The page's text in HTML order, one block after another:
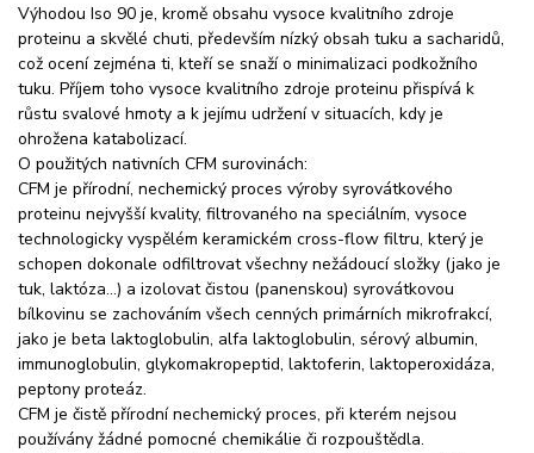
Výhodou Iso 90 je, kromě obsahu vysoce kvalitního zdroje
proteinu a skvělé chuti, především nízký obsah tuku a sacharidů,
což ocení zejména ti, kteří se snaží o minimalizaci podkožního
tuku. Příjem toho vysoce kvalitního zdroje proteinu přispívá k
růstu svalové hmoty a k jejímu udržení v situacích, kdy je
ohrožena katabolizací.
O použitých nativních CFM surovinách:
CFM je přírodní, nechemický proces výroby syrovátkového
proteinu nejvyšší kvality, filtrovaného na speciálním, vysoce
technologicky vyspělém keramickém cross-flow filtru, který je
schopen dokonale odfiltrovat všechny nežádoucí složky (jako je
tuk, laktóza…) a izolovat čistou (panenskou) syrovátkovou
bílkovinu se zachováním všech cenných primárních mikrofrakcí,
jako je beta laktoglobulin, alfa laktoglobulin, sérový albumin,
immunoglobulin, glykomakropeptid, laktoferin, laktoperoxidáza,
peptony proteáz.
CFM je čistě přírodní nechemický proces, při kterém nejsou
používány žádné pomocné chemikálie či rozpouštědla.